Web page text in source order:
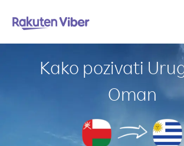
Kako pozivati
Oman